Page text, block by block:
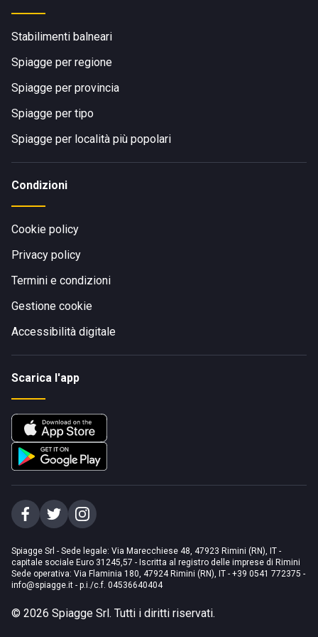
Stabilimenti balneari
Spiagge per regione
Spiagge per provincia
Spiagge per tipo
Spiagge per località più popolari
Condizioni
Cookie policy
Privacy policy
Termini e condizioni
Gestione cookie
Accessibilità digitale
Scarica l'app
Spiagge Srl - Sede legale: Via Marecchiese 48, 47923 Rimini (RN), IT -
capitale sociale Euro 31245,57 - Iscritta al registro delle imprese di Rimini
Sede operativa: Via Flaminia 180, 47924 Rimini (RN), IT - +39 0541 772375 -
info@spiagge.it - p.i./c.f. 04536640404
© 2026 Spiagge Srl. Tutti i diritti riservati.